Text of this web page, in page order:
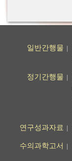
일반간행물
정기간행물
연구성과자료
수의과학고서